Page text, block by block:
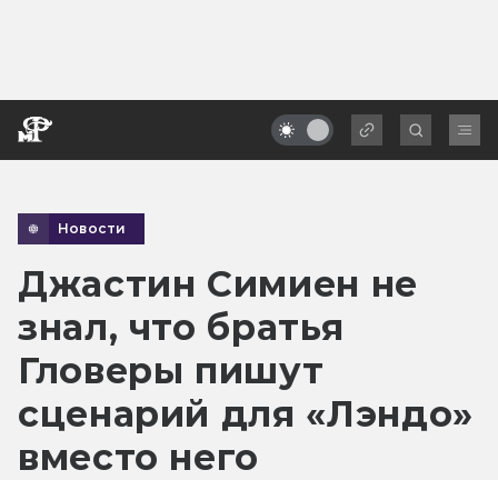
Новости
Джастин Симиен не
знал, что братья
Гловеры пишут
сценарий для «Лэндо»
вместо него